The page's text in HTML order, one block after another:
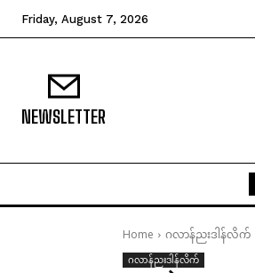
Friday, August 7, 2026
NEWSLETTER
Home ဂလာန်ညးဒါန်လိက်
ဂလာန်ညးဒါန်လိက်